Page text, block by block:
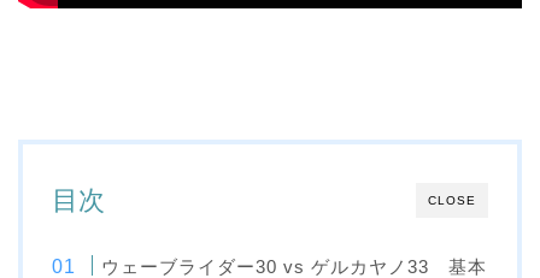
CLOSE
目次
ウェーブライダー30 vs ゲルカヤノ33 基本